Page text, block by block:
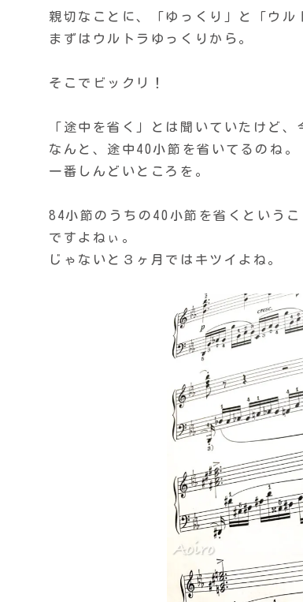
親切なことに、「ゆっくり」と「ウル
まずはウルトラゆっくりから。
そこでビックリ！
「途中を省く」とは聞いていたけど
なんと、途中40小節を省いてるのね。
一番しんどいところを。
84小節のうちの40小節を省くという
ですよねぃ。
じゃないと３ヶ月ではキツイよね。